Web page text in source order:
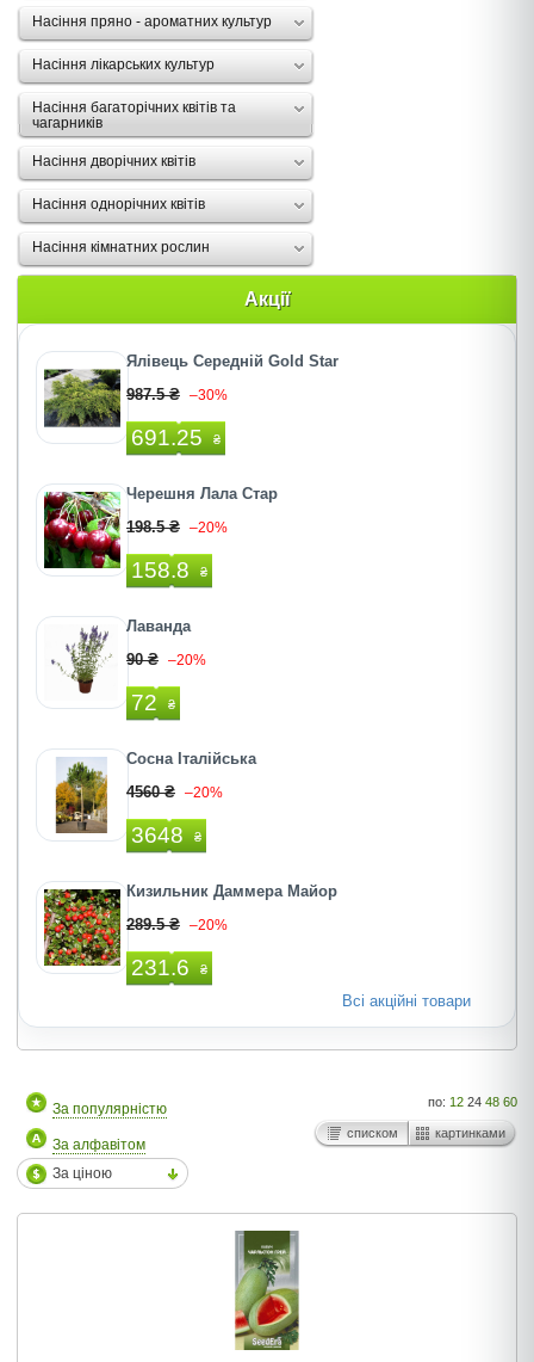
Насіння пряно - ароматних культур
Насіння лікарських культур
Насіння багаторічних квітів та
чагарників
Насіння дворічних квітів
Насіння однорічних квітів
Насіння кімнатних рослин
Акції
Ялівець Середній Gold Star
987.5 ₴ –30%
691.25 ₴
Черешня Лала Стар
198.5 ₴ –20%
158.8 ₴
Лаванда
90 ₴ –20%
72 ₴
Сосна Італійська
4560 ₴ –20%
3648 ₴
Кизильник Даммера Майор
289.5 ₴ –20%
231.6 ₴
Всі акційні товари
За популярністю
За алфавітом
За ціною
по: 12 24 48 60
списком картинками